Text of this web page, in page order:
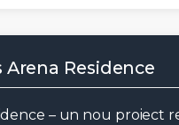
Arena Residence
– un nou proiect